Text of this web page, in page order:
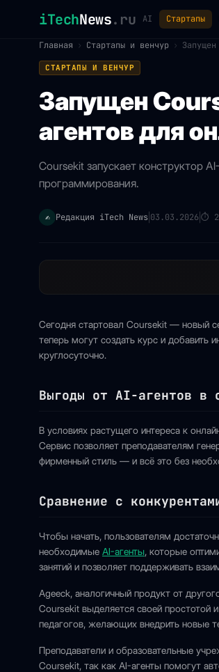
iTechNews.ru AI Стартапы
Главная
› Стартапы и венчур ›
СТАРТАПЫ И ВЕНЧУР
Запущен
агентов для
Coursekit запускает конструктор
программирования.
✍️ Редакция iTech News 03.03.2026⏱
Сегодня стартовал Coursekit — новый
теперь могут создать курс и
круглосуточно.
Выгоды от AI-агентов в
В условиях растущего интереса к
Сервис позволяет преподавателям
фирменный стиль — и всё это без
Сравнение с
Чтобы начать, пользователям
необходимые AI-агенты, которые
занятий и позволяет поддерживать
Ageeck, аналогичный продукт от
Coursekit выделяется своей простотой
педагогов, желающих внедрить новые
Преподаватели и образовательные
Coursekit, так как AI-агенты помогут